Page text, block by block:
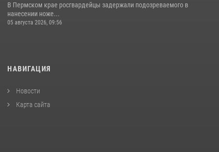
В Пермском крае росгвардейцы задержали подозреваемого в
нанесении ноже...
05 августа 2026, 09:56
НАВИГАЦИЯ
Новости
Карта сайта